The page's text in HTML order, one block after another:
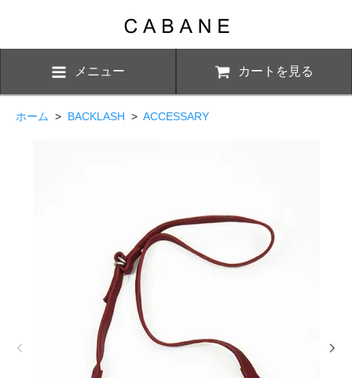
メニュー カートを見る
ホーム > BACKLASH > ACCESSARY